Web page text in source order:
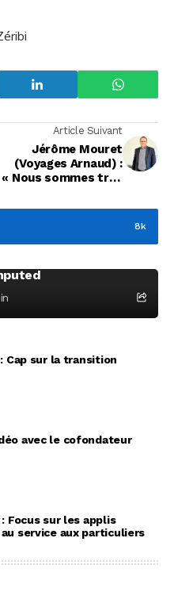
Article Suivant
Jérôme Mouret
(Voyages Arnaud) :
« Nous sommes très
la RSE »
8k
Coeffier, dirigeant
Cap sur la transition
avec le cofondateur
Focus sur les applis
service aux particuliers